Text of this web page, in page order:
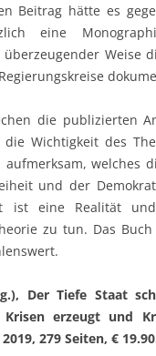
Beitrag hätte es
eine
Weise
die publizierten
Wichtigkeit des
welches
und der
ist eine Realität
zu tun. Das
Der Tiefe Staat
erzeugt und
279 Seiten, €